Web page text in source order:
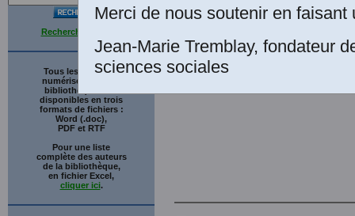
Recherche avancée
Tous les ouvrages
numérisés de cette
bibliothèque sont
disponibles en trois
formats de fichiers :
Word (.doc),
PDF et RTF
Pour une liste
complète des auteurs
de la bibliothèque,
en fichier Excel,
cliquer ici.
Merci de nous soutenir en faisant
Jean-Marie Tremblay, fondateur
sciences sociales